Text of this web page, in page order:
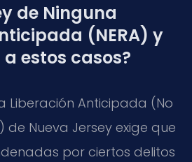
de Ninguna
(NERA) y
estos casos?
Liberación Anticipada (No
de Nueva Jersey exige que
por ciertos delitos